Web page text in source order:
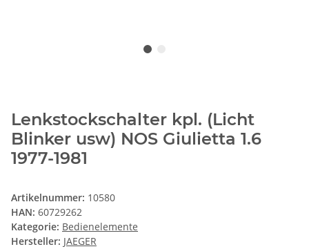
Lenkstockschalter kpl. (Licht
Blinker usw) NOS Giulietta 1.6
1977-1981
Artikelnummer: 10580
HAN: 60729262
Kategorie: Bedienelemente
Hersteller: JAEGER